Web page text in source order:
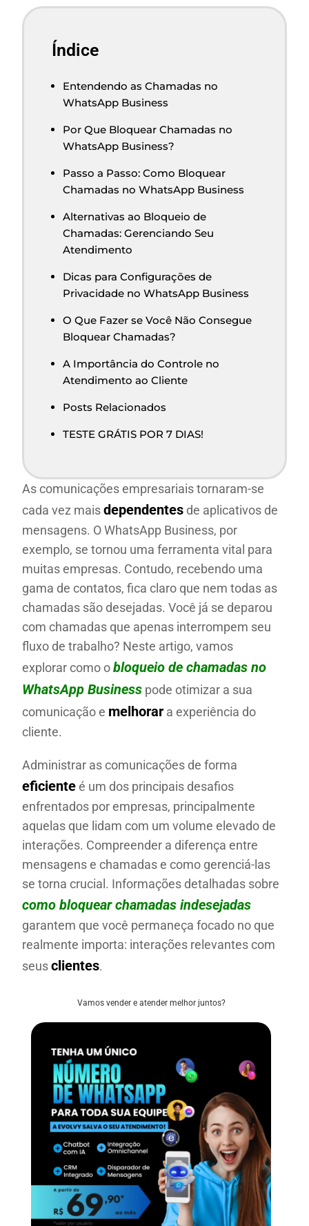
Índice
Entendendo as Chamadas no
WhatsApp Business
Por Que Bloquear Chamadas no
WhatsApp Business?
Passo a Passo: Como Bloquear
Chamadas no WhatsApp Business
Alternativas ao Bloqueio de
Chamadas: Gerenciando Seu
Atendimento
Dicas para Configurações de
Privacidade no WhatsApp Business
O Que Fazer se Você Não Consegue
Bloquear Chamadas?
A Importância do Controle no
Atendimento ao Cliente
Posts Relacionados
TESTE GRÁTIS POR 7 DIAS!
As comunicações empresariais tornaram-se
cada vez maisdependentes de aplicativos de
mensagens. O WhatsApp Business, por
exemplo, se tornou uma ferramenta vital para
muitas empresas. Contudo, recebendo uma
gama de contatos, fica claro que nem todas as
chamadas são desejadas. Você já se deparou
com chamadas que apenas interrompem seu
fluxo de trabalho? Neste artigo, vamos
explorar como obloqueio de chamadas no
WhatsApp Business pode otimizar a sua
comunicação e melhorar a experiência do
cliente.
Administrar as comunicações de forma
eficienteé um dos principais desafios
enfrentados por empresas, principalmente
aquelas que lidam com um volume elevado de
interações. Compreender a diferença entre
mensagens e chamadas e como gerenciá-las
se torna crucial. Informações detalhadas sobre
como bloquear chamadas indesejadas
garantem que você permaneça focado no que
realmente importa: interações relevantes com
seusclientes.
Vamos vender e atender melhor juntos?